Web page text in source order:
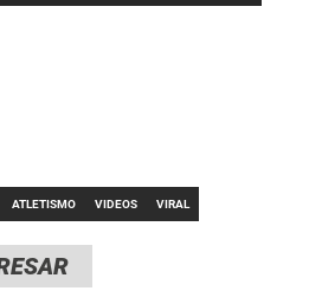
ATLETISMO VIDEOS VIRAL